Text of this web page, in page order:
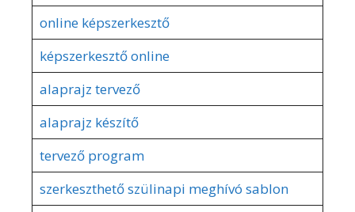
online képszerkesztő
képszerkesztő online
alaprajz tervező
alaprajz készítő
tervező program
szerkeszthető szülinapi meghívó sablon